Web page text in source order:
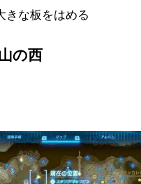
きな板をはめる
の西